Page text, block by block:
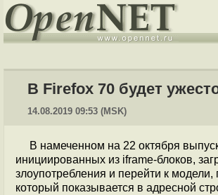
В Firefox 70 будет
14.08.2019 09:53 (MSK)
В намеченном на 22 октября
инициированных из iframe-блоков,
злоупотребления и перейти к
который показывается в адресной